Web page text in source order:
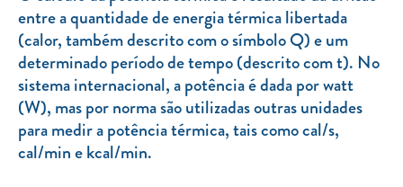
Livro de reclamações
Clientes com necessidades especiais
Clientes prioritários
Resolução alternativa de litígios
entre a quantidade de energia térmica libertada
(calor, também descrito com o símbolo Q) e um
determinado período de tempo (descrito com t). No
sistema internacional, a potência é dada por watt
(W), mas por norma são utilizadas outras unidades
para medir a potência térmica, tais como cal/s,
cal/min e kcal/min.